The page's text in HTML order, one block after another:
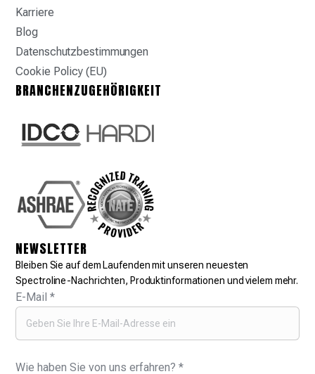
Karriere
Blog
Datenschutzbestimmungen
Cookie Policy (EU)
BRANCHENZUGEHÖRIGKEIT
NEWSLETTER
Bleiben Sie auf dem Laufenden mit unseren neuesten
Spectroline-Nachrichten, Produktinformationen und vielem mehr.
E-Mail*
Wie haben Sie von uns erfahren?*